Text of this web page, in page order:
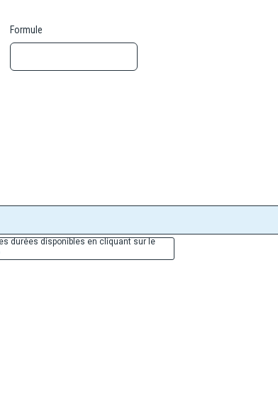
Formule
durées disponibles en cliquant sur le